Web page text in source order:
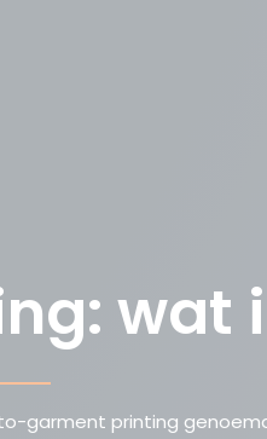
wat
garment printing